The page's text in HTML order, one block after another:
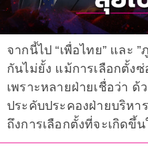
จากนี้ไป “เพื่อไทย” และ
กันไม่ยั้ง แม้การเลือกตั้ง
เพราะหลายฝ่ายเชื่อว่า
ประคับประคองฝ่ายบริหา
ถึงการเลือกตั้งที่จะเกิดขึ้